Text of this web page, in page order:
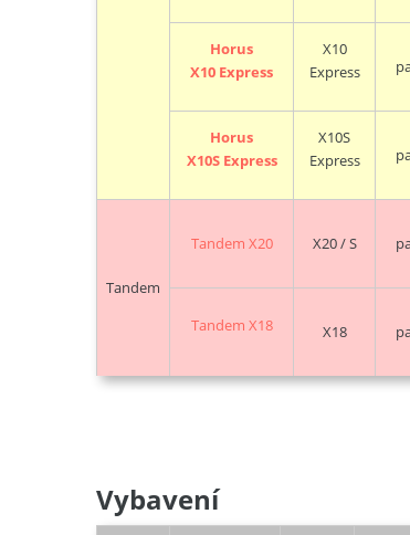
Horus
X10 Express
X10
Express
Horus
X10S Express
X10S
Express
Tandem
Tandem X20 X20 / S
Tandem X18 X18
Vybavení